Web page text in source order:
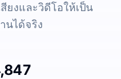
ยงและวิดีโอให้เป็น
นได้จริง